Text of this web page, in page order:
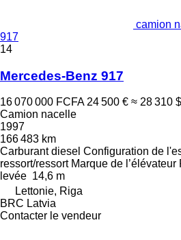
camion
917
14
Mercedes-Benz 917
16 070 000 FCFA 24 500 € ≈ 28 310
Camion nacelle
1997
166 483 km
Carburant diesel Configuration de
ressort/ressort Marque de l’élévateur
levée 14,6 m
Lettonie, Riga
BRC Latvia
Contacter le vendeur